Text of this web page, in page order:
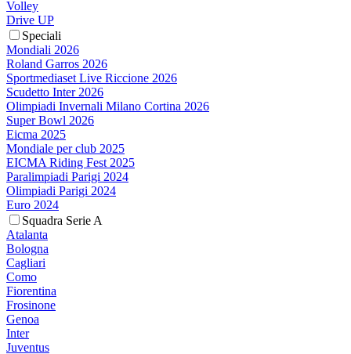
Volley
Drive UP
Speciali
Mondiali 2026
Roland Garros 2026
Sportmediaset Live Riccione 2026
Scudetto Inter 2026
Olimpiadi Invernali Milano Cortina 2026
Super Bowl 2026
Eicma 2025
Mondiale per club 2025
EICMA Riding Fest 2025
Paralimpiadi Parigi 2024
Olimpiadi Parigi 2024
Euro 2024
Squadra Serie A
Atalanta
Bologna
Cagliari
Como
Fiorentina
Frosinone
Genoa
Inter
Juventus